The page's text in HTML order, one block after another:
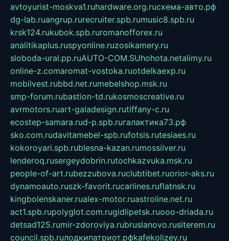
avtoyurist-moskva1.ruhardware.org.ruсхема-авто.рф
dg-lab.ruangrup.rurecruiter.spb.rumusic8.spb.ru
krsk124.rukubok.spb.ruromanofforex.ru
analitikaplus.ruspyonline.ruzosikamery.ru
sloboda-ural.pp.ruAUTO-COM.SUhohota.netalimy.ru
online-z.comaromat-vostoka.ruotdelkaexp.ru
mobilvest.rubbd.net.rumebelshop.msk.ru
smp-forum.rubastion-td.rukosmoscreative.ru
avrmotors.ruart-galadesign.rutiffany-c.ru
ecostep-samara.rud-p.spb.ruгалактика73.рф
sko.com.rudavitamebel-spb.rufotsis.rutesiaes.ru
kokoroyari.spb.rublesna-kazan.rumossilver.ru
lenderoq.rusergeydobrin.rutochkazvuka.msk.ru
people-of-art.rubezzubova.ruclubtibet.ruorior-aks.ru
dynamoauto.ruszk-favorit.rucarlines.ruflatnsk.ru
kingbolenskaner.rualex-motor.ruastroline.net.ru
act1.spb.rupolyglot.com.rugidlipetsk.ruooo-driada.ru
detsad125.rumir-zdoroviya.rubruslanovo.rusiterem.ru
council.spb.ruлодкипатриот.рфkafekolizey.ru